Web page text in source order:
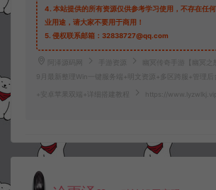
4. 本站提供的所有资源仅供参考学习使用，不存在任
业用途，请大家不要用于商用！
5. 侵权联系邮箱：32838727@qq.com
阿泽源码网 手游资源
幽冥传奇手游【幽冥之
9月最新整理Win一键服务端+明文资源+多区跨服+管理后
+安卓苹果双端+详细搭建教程 https://